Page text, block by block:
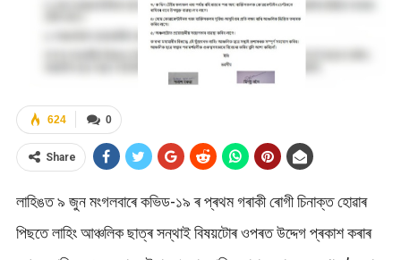
0
624
Share
লাহিঙত ৯ জুন মংগলবাৰে কভিড-১৯ ৰ প্ৰথম গৰাকী ৰোগী চিনাক্ত হোৱাৰ
পিছতে লাহিং আঞ্চলিক ছাত্ৰ সন্থাই বিষয়টোৰ ওপৰত উদ্দেগ প্ৰকাশ কৰাৰ